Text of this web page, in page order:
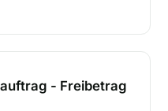
- Freibetrag
- Freibetrag